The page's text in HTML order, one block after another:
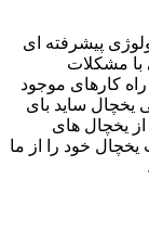
پیشرفته ای
با مشکلات
کارهای موجود
یخچال ساید بای
یخچال های
خود را از ما